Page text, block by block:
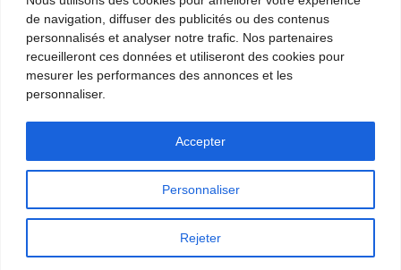
de navigation, diffuser des publicités ou des contenus
personnalisés et analyser notre trafic. Nos partenaires
recueilleront ces données et utiliseront des cookies pour
mesurer les performances des annonces et les
personnaliser.
Personnaliser
Rejeter
Accepter
et de tendances. Notre équipe de journalistes vous
propose quotidiennement de suivre l'actualité en
France et à l'international.
Contactez-nous:contact@axonpost.com
Mentions légales Nos auteurs
Contacter Axonpost
© Tous droits réservés - Axonpost